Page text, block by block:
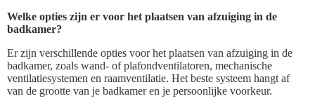
Welke opties zijn er voor het plaatsen van afzuiging in de
badkamer?
Er zijn verschillende opties voor het plaatsen van afzuiging in de
badkamer, zoals wand- of plafondventilatoren, mechanische
ventilatiesystemen en raamventilatie. Het beste systeem hangt af
van de grootte van je badkamer en je persoonlijke voorkeur.